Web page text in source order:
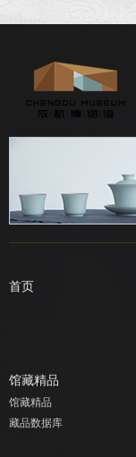
首页
馆藏精品
馆藏精品
藏品数据库